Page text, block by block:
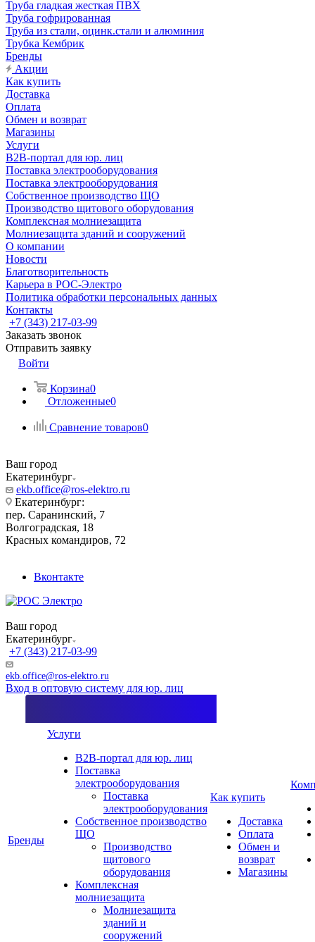
Труба гладкая жесткая ПВХ
Труба гофрированная
Труба из стали, оцинк.стали и алюминия
Трубка Кембрик
Бренды
Акции
Как купить
Доставка
Оплата
Обмен и возврат
Магазины
Услуги
B2B-портал для юр. лиц
Поставка электрооборудования
Поставка электрооборудования
Собственное производство ЩО
Производство щитового оборудования
Комплексная молниезащита
Молниезащита зданий и сооружений
О компании
Новости
Благотворительность
Карьера в РОС-Электро
Политика обработки персональных данных
Контакты
+7 (343) 217-03-99
Заказать звонок
Отправить заявку
Войти
Корзина0
Отложенные0
Сравнение товаров0
Ваш город
Екатеринбург
ekb.office@ros-elektro.ru
Екатеринбург:
пер. Саранинский, 7
Волгоградская, 18
Красных командиров, 72
Вконтакте
Ваш город
Екатеринбург
+7 (343) 217-03-99
ekb.office@ros-elektro.ru
Вход в оптовую систему для юр. лиц
Бренды
Услуги
B2B-портал для юр. лиц
Поставка
электрооборудования
Поставка
электрооборудования
Собственное производство
ЩО
Производство
щитового
оборудования
Комплексная
молниезащита
Молниезащита
зданий и
сооружений
Как купить
Доставка
Оплата
Обмен и
возврат
Магазины